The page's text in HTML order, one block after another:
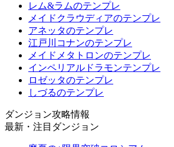
レム&ラムのテンプレ
メイドクラウディアのテンプレ
アネッタのテンプレ
江戸川コナンのテンプレ
メイドメタトロンのテンプレ
インペリアルドラモンテンプレ
ロゼッタのテンプレ
しづるのテンプレ
ダンジョン攻略情報
最新・注目ダンジョン